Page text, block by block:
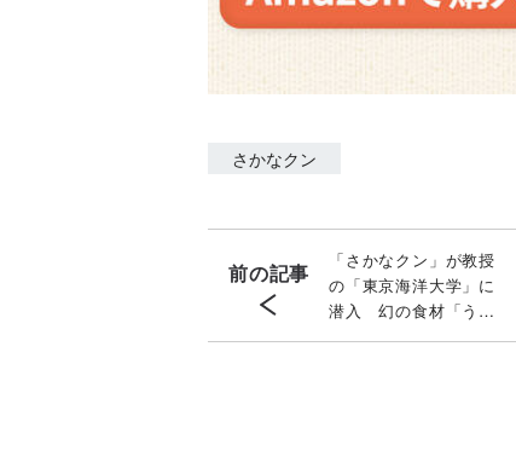
さかなクン
前の記事
「さかなクン」が教授
の「東京海洋大学」に
潜入 幻の食材「うみ
がめ」の肉を食べてみ